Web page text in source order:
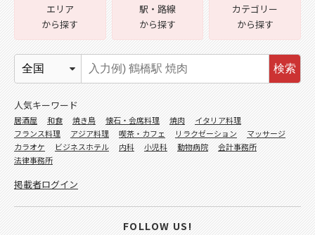
エリア
から探す
駅・路線
から探す
カテゴリー
から探す
検索
人気キーワード
居酒屋 和食 焼き鳥 懐石・会席料理 焼肉
イタリア料理
フランス料理
アジア料理 喫茶・カフェ リラクゼーション
マッサージ
カラオケ
ビジネスホテル 内科 小児科 動物病院
会計事務所
法律事務所
掲載者ログイン
FOLLOW US!